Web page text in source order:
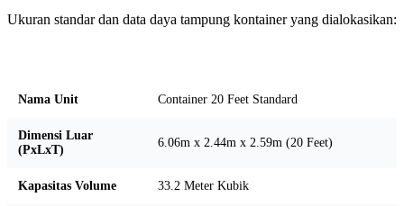
Ukuran standar dan data daya tampung kontainer yang dialokasikan:
Nama Unit Container 20 Feet Standard
Dimensi Luar
(PxLxT)
6.06m x 2.44m x 2.59m (20 Feet)
Kapasitas Volume 33.2 Meter Kubik